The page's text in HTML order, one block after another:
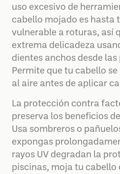
uso excesivo de
cabello mojado es hasta
vulnerable a roturas, así
extrema delicadeza
dientes anchos desde
Permite que tu cabello
al aire antes de aplicar
La protección contra
preserva los beneficios
Usa sombreros o
expongas
rayos UV degradan la
piscinas, moja tu cabello